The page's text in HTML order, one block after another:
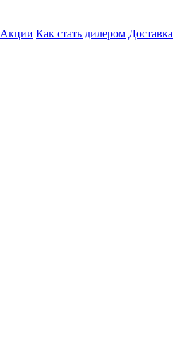
Акции Как стать дилером Доставка